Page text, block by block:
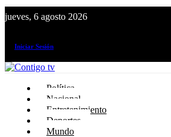
jueves, 6 agosto 2026
Iniciar Sesión
Política
Nacional
Entretenimiento
Deportes
Mundo